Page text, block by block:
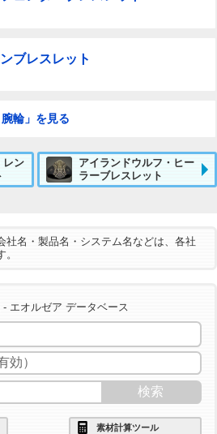
ブレスレット
輪」を見る
レン
アイランドウルフ・ヒー
ラーブレスレット
社名・製品名・システム名などは、各社
- エオルゼア データベース
素材計算ツール